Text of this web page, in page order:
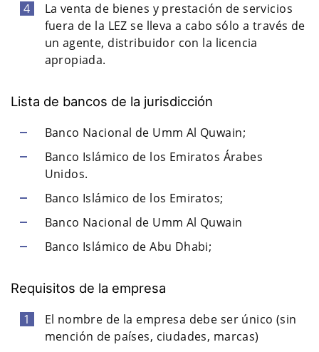
La venta de bienes y prestación de servicios
fuera de la LEZ se lleva a cabo sólo a través de
un agente, distribuidor con la licencia
apropiada.
Lista de bancos de la jurisdicción
Banco Nacional de Umm Al Quwain;
Banco Islámico de los Emiratos Árabes
Unidos.
Banco Islámico de los Emiratos;
Banco Nacional de Umm Al Quwain
Banco Islámico de Abu Dhabi;
Requisitos de la empresa
El nombre de la empresa debe ser único (sin
mención de países, ciudades, marcas)